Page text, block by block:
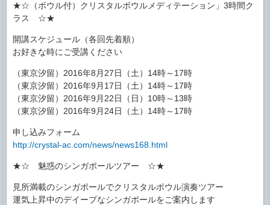
★☆（ボウル付）クリスタルボウルメディテーション」3時間ク
ラス ☆★
開講スケジュール（各回先着順）
お好きな時にご受講ください
（東京汐留）2016年8月27日（土）14時～17時
（東京汐留）2016年9月17日（土）14時～17時
（東京汐留）2016年9月22日（日）10時～13時
（東京汐留）2016年9月24日（土）14時～17時
申し込みフォーム
http://crystal-ac.com/news/news168.html
★☆ 魅惑のシンガポールツアー ☆★
見所満載のシンガポールでクリスタルボウル演奏ツアー
運気上昇中のデイープなシンガポールをご案内します